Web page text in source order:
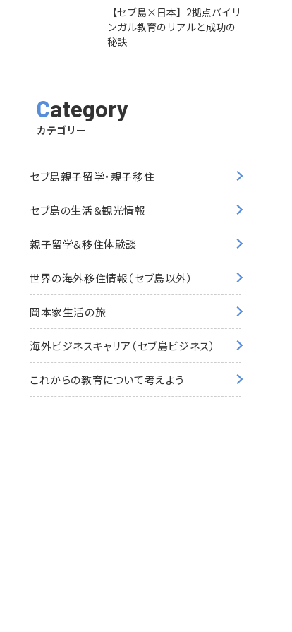
【セブ島×日本】2拠点バイリ
ンガル教育のリアルと成功の
秘訣
Category
カテゴリー
セブ島親子留学・親子移住
セブ島の生活＆観光情報
親子留学&移住体験談
世界の海外移住情報（セブ島以外）
岡本家生活の旅
海外ビジネスキャリア（セブ島ビジネス）
これからの教育について考えよう